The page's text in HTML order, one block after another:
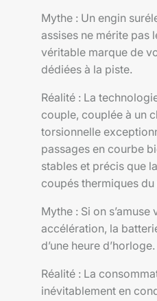
Mythe : Un engin
assises ne mérite pas
véritable marque de
dédiées à la piste.
Réalité : La
couple, couplée à un
torsionnelle
passages en courbe
stables et précis que
coupés thermiques
Mythe : Si on s’amuse
accélération, la
d’une heure d’horloge.
Réalité : La
inévitablement en